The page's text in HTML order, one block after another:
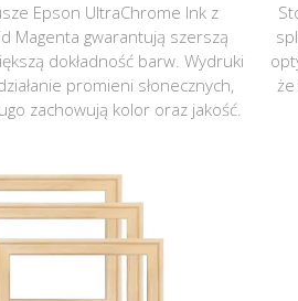
Epson UltraChrome Ink z
Magenta gwarantują szerszą
dokładność barw. Wydruki
promieni słonecznych,
zachowują kolor oraz jakość.